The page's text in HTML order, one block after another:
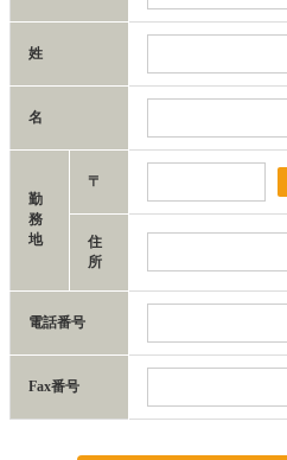
姓
名
勤
務
地
〒
住
所
電話番号
Fax番号